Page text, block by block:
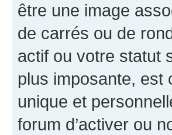
être une image
de carrés ou de
actif ou votre statut
plus imposante, est
unique et
forum d’activer ou